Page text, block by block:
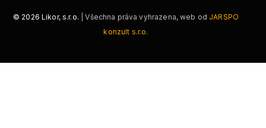
© 2026 Likor, s.r.o. | Všechna práva vyhrazena, web od JARSPO
konzult s.r.o.